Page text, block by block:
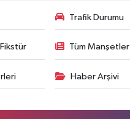
Trafik Durumu
Tüm Manşetler
Haber Arşivi